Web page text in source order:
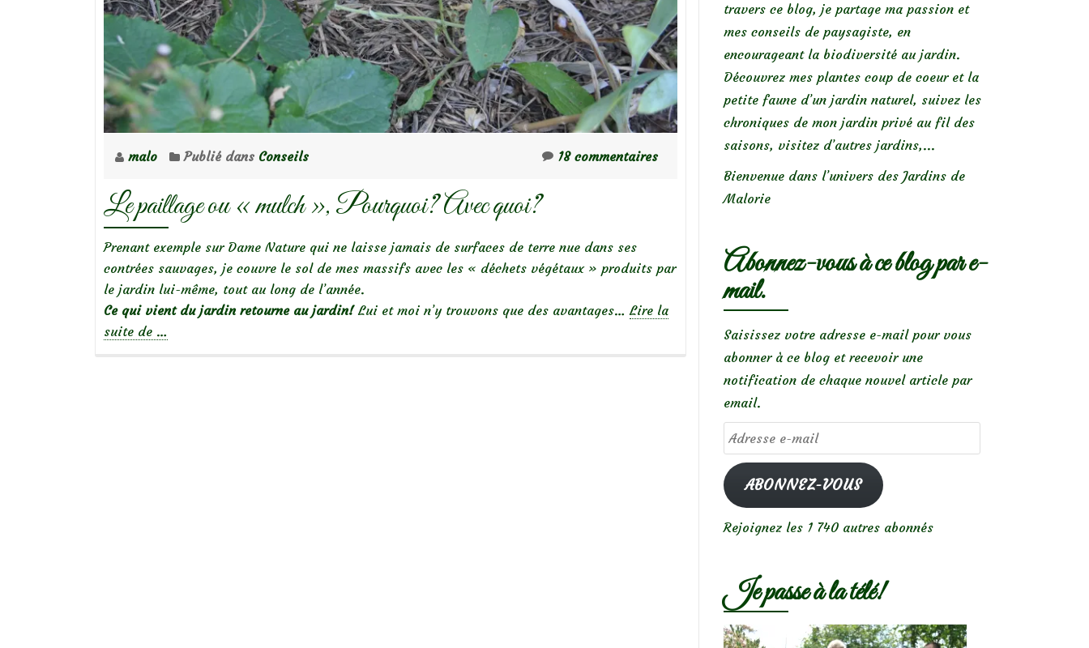
malo Publié dans Conseils 18 commentaires
Le paillage ou « mulch », Pourquoi? Avec quoi?
Prenant exemple sur Dame Nature qui ne laisse jamais de surfaces de terre nue dans ses
contrées sauvages, je couvre le sol de mes massifs avec les « déchets végétaux » produits par
le jardin lui-même, tout au long de l’année.
Ce qui vient du jardin retourne au jardin!Lui et moi n’y trouvons que des avantages… Lire la
suite de …
travers ce blog, je partage ma passion et
mes conseils de paysagiste, en
encourageant la biodiversité au jardin.
Découvrez mes plantes coup de coeur et la
petite faune d’un jardin naturel, suivez les
chroniques de mon jardin privé au fil des
saisons, visitez d’autres jardins,...
Bienvenue dans l’univers des Jardins de
Malorie
Abonnez-vous à ce blog par e-
mail.
Saisissez votre adresse e-mail pour vous
abonner à ce blog et recevoir une
notification de chaque nouvel article par
email.
Adresse
e-
mailABONNEZ-VOUS
Rejoignez les 1 740 autres abonnés
Je passe à la télé!